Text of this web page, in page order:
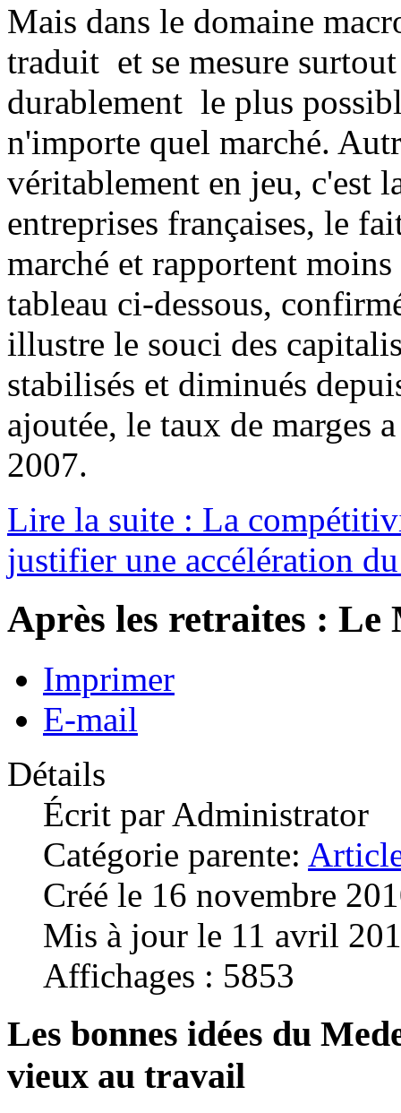
Mais dans le domaine
traduit et se mesure
durablement le plus
n'importe quel marché.
véritablement en jeu, c'est
entreprises françaises, le
marché et rapportent
tableau ci-dessous,
illustre le souci des
stabilisés et diminués
ajoutée, le taux de marges
2007.
Lire la suite : La
justifier une accélération
Après les retraites : Le
Imprimer
E-mail
Détails
Écrit par Administrator
Catégorie parente:
Créé le 16 novembre
Mis à jour le 11 avril
Affichages : 5853
Les bonnes idées du
vieux au travail